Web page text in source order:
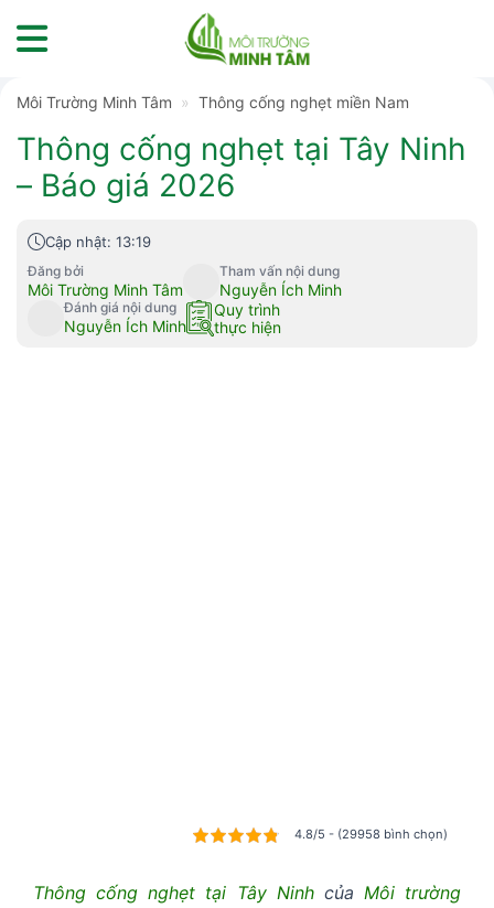
to
Môi Trường Minh Tâm » Thông cống nghẹt miền Nam
Thông cống nghẹt tại Tây Ninh
– Báo giá 2026
Cập nhật: 13:19
Đăng bởi
Môi Trường Minh Tâm
Tham vấn nội dung
Nguyễn Ích Minh
Đánh giá nội dung
Nguyễn Ích Minh
Quy trình
thực hiện
4.8/5 - (29958 bình chọn)
Thông cống nghẹt tại Tây Ninhcủa Môi trường